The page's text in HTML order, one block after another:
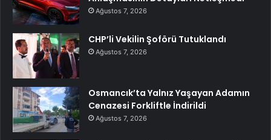
Ağustos 7, 2026
CHP’li Vekilin Şoförü Tutuklandı
Ağustos 7, 2026
Osmancık’ta Yalnız Yaşayan Adamın
Cenazesi Forkliftle İndirildi
Ağustos 7, 2026